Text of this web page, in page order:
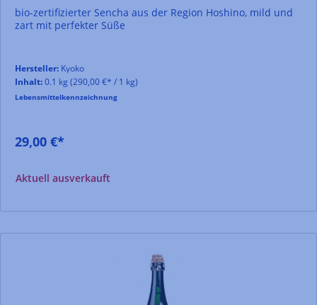
bio-zertifizierter Sencha aus der Region Hoshino, mild und
zart mit perfekter Süße
Hersteller: Kyoko
Inhalt:0.1 kg (290,00 €* / 1 kg)
Lebensmittelkennzeichnung
29,00 €*
Aktuell ausverkauft